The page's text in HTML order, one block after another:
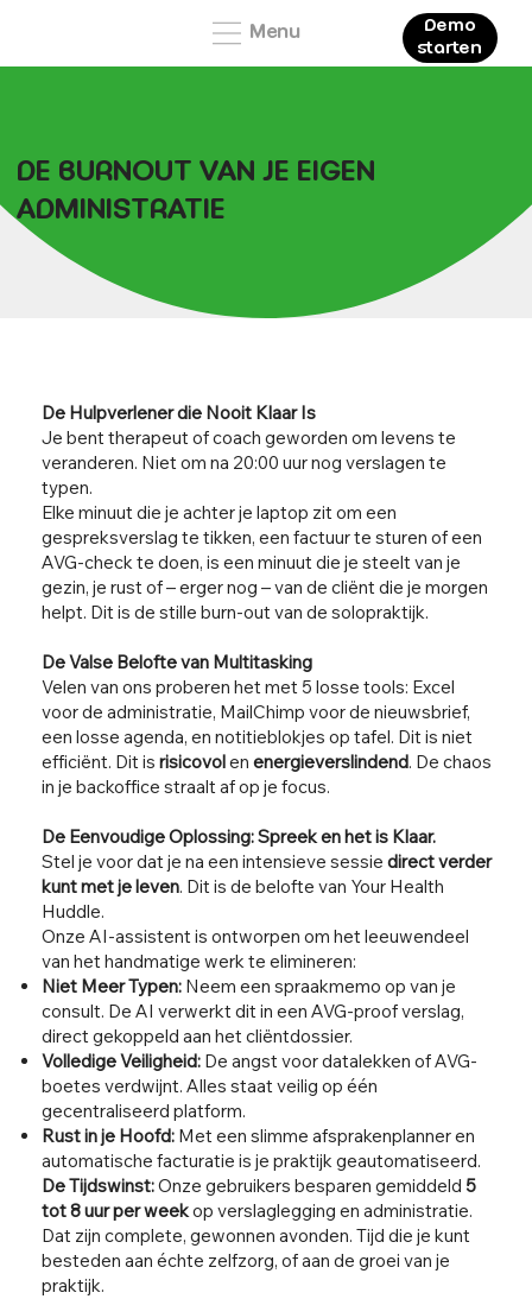
Menu
Demo
starten
DE BURNOUT VAN JE EIGEN
ADMINISTRATIE
De Hulpverlener die Nooit Klaar Is
Je bent therapeut of coach geworden om levens te
veranderen. Niet om na 20:00 uur nog verslagen te
typen.
Elke minuut die je achter je laptop zit om een
gespreksverslag te tikken, een factuur te sturen of een
AVG-check te doen, is een minuut die je steelt van je
gezin, je rust of – erger nog – van de cliënt die je morgen
helpt. Dit is de stille burn-out van de solopraktijk.
De Valse Belofte van Multitasking
Velen van ons proberen het met 5 losse tools: Excel
voor de administratie, MailChimp voor de nieuwsbrief,
een losse agenda, en notitieblokjes op tafel. Dit is niet
efficiënt. Dit isrisicovolenenergieverslindend. De chaos
in je backoffice straalt af op je focus.
De Eenvoudige Oplossing: Spreek en het is Klaar.
Stel je voor dat je na een intensieve sessiedirect verder
kunt met je leven. Dit is de belofte van Your Health
Huddle.
Onze AI-assistent is ontworpen om het leeuwendeel
van het handmatige werk te elimineren:
Niet Meer Typen: Neem een spraakmemo op van je
consult. De AI verwerkt dit in een AVG-proof verslag,
direct gekoppeld aan het cliëntdossier.
Volledige Veiligheid: De angst voor datalekken of AVG-
boetes verdwijnt. Alles staat veilig op één
gecentraliseerd platform.
Rust in je Hoofd: Met een slimme afsprakenplanner en
automatische facturatie is je praktijk geautomatiseerd.
De Tijdswinst:Onze gebruikers besparen gemiddeld 5
tot 8 uur per weekop verslaglegging en administratie.
Dat zijn complete, gewonnen avonden. Tijd die je kunt
besteden aan échte zelfzorg, of aan de groei van je
praktijk.